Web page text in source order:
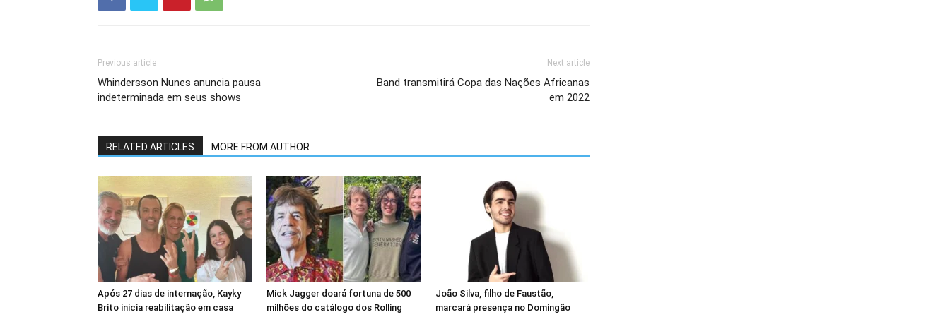
Previous article
Whindersson Nunes anuncia pausa
indeterminada em seus shows
Next article
Band transmitirá Copa das Nações Africanas
em 2022
RELATED ARTICLES MORE FROM AUTHOR
Após 27 dias de internação, Kayky
Brito inicia reabilitação em casa
Mick Jagger doará fortuna de 500
milhões do catálogo dos Rolling
João Silva, filho de Faustão,
marcará presença no Domingão